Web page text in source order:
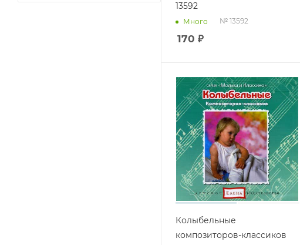
13592
Много № 13592
170 ₽
Колыбельные
композиторов-классиков